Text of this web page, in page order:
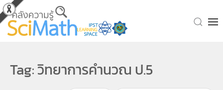
Skip to main content
Tag: วิทยาการคำนวณ ป.5